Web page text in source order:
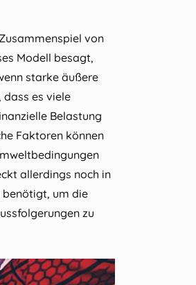
von
Modell besagt,
starke äußere
es viele
Belastung
Faktoren können
allerdings noch in
benötigt, um die
zu